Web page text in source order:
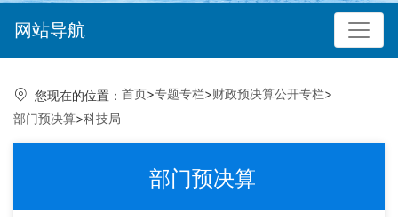
网站导航
您现在的位置： 首页>专题专栏>财政预决算公开专栏>
部门预决算>科技局
部门预决算